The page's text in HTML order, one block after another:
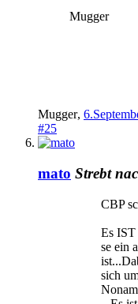
Mugger
Mugger,
#25
mato Strebt
CBP
Es IST
se ein
sich